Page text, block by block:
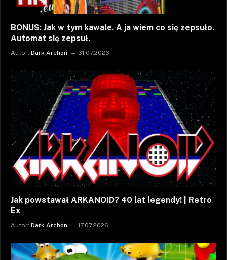
BONUS: Jak w tym kawale. A ja wiem co się zepsuło.
Automat się zepsuł.
Autor: Dark Archon 31.07.2026
Jak powstawał ARKANOID? 40 lat legendy! | Retro
Ex
Autor: Dark Archon 17.07.2026